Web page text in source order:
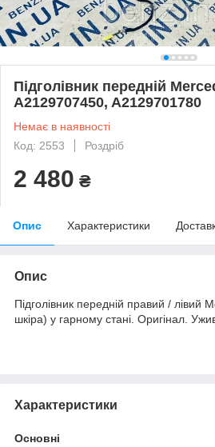
Підголівник передній
A2129707450, A2129701780
Немає в наявності
Код: 2553
Роздріб
2 480 ₴
Опис Характеристики
Опис
Підголівник передній правий / лівий
шкіра) у гарному стані. Оригінал.
Характеристики
Основні